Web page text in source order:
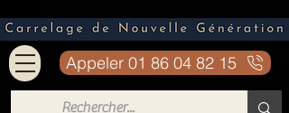
Appeler 01 86 04 82 15